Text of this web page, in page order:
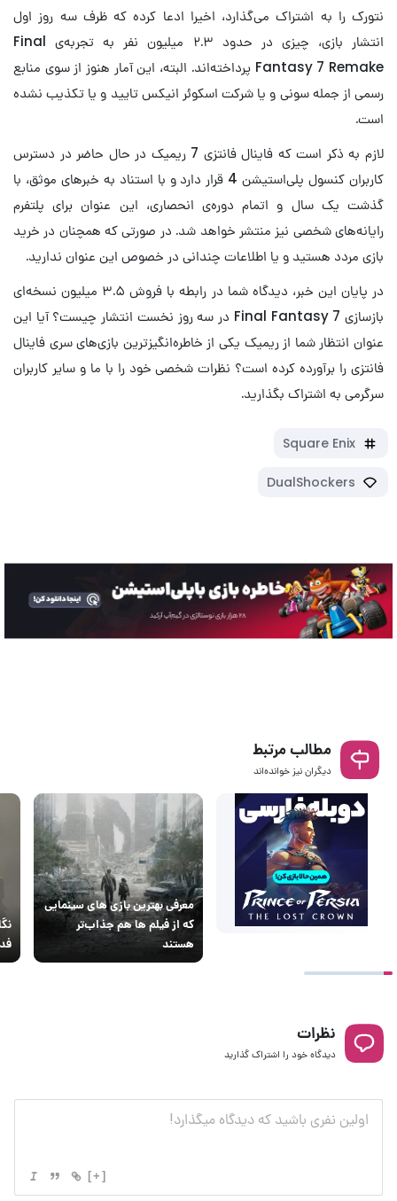
نتورک را به اشتراک می‌گذارد، اخیرا ادعا کرده که ظرف سه روز اول
انتشار بازی، چیزی در حدود ۲.۳ میلیون نفر به تجربه‌ی Final
Fantasy 7 Remake پرداخته‌اند. البته، این آمار هنوز از سوی منابع
رسمی از جمله سونی و یا شرکت اسکوئر انیکس تایید و یا تکذیب نشده
است.
لازم به ذکر است که فاینال فانتزی 7 ریمیک در حال حاضر در دسترس
کاربران کنسول پلی‌استیشن 4 قرار دارد و با استناد به خبرهای موثق، با
گذشت یک سال و اتمام دوره‌ی انحصاری، این عنوان برای پلتفرم
رایانه‌های شخصی نیز منتشر خواهد شد. در صورتی که همچنان در خرید
بازی مردد هستید و یا اطلاعات چندانی در خصوص این عنوان ندارید.
در پایان این خبر، دیدگاه شما در رابطه با فروش ۳.۵ میلیون نسخه‌ای
بازسازی Final Fantasy 7 در سه روز نخست انتشار چیست؟ آیا این
عنوان انتظار شما از ریمیک یکی از خاطره‌انگیزترین بازی‌های سری فاینال
فانتزی را برآورده کرده است؟ نظرات شخصی خود را با ما و سایر کاربران
سرگرمی به اشتراک بگذارید.
Square Enix
DualShockers
مطالب مرتبط
دیگران نیز خوانده‌اند
معرفی بهترین بازی های سینمایی
که از فیلم‌ ها هم جذاب‌تر
هستند
نظرات
دیدگاه خود را اشتراک گذارید
[+]